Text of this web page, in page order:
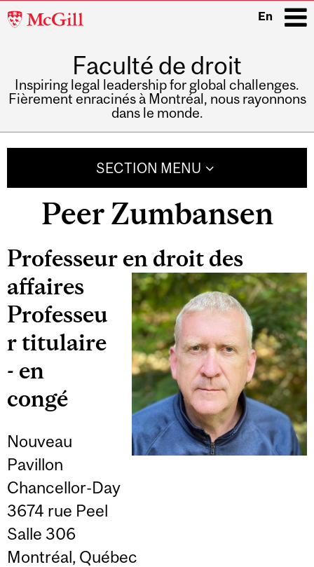
McGill
En
Faculté de droit
Inspiring legal leadership for global challenges.
Fièrement enracinés à Montréal, nous rayonnons
dans le monde.
SECTION MENU
Peer Zumbansen
Professeur en droit des
affaires
Professeu
r titulaire
- en
congé
Nouveau
Pavillon
Chancellor-Day
3674 rue Peel
Salle 306
Montréal, Québec
Related
Content